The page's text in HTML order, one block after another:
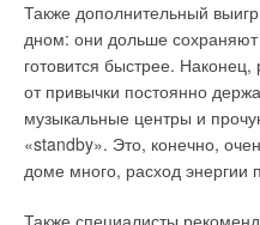
Также дополнительный
дном: они дольше
готовится быстрее. Наконец,
от привычки постоянно
музыкальные центры и
«standby». Это, конечно,
доме много, расход
В этой теме еще нет
Добавить комментарий
Ваше имя *
Ваш E-mail *
использованной затем в [2].
При этом норма дисконта
рефинансирования ЦБ РФ,
г., или 10,5 % годовых.
приведены на рис. 1. Легко
окупаемости всего
циркуляции, вообще говоря,
понизить. Поэтому подобный
как источник заметного
глубокой тепло-утилизации.
Это особенно очевидно, если
возрастают гидравлические
тому же тогда